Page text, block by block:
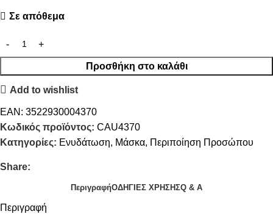
Σε απόθεμα
Προσθήκη στο καλάθι
Add to wishlist
EAN: 3522930004370
Κωδικός προϊόντος: CAU4370
Κατηγορίες: Ενυδάτωση, Μάσκα, Περιποίηση Προσώπου
Share:
ΠεριγραφήΟΔΗΓΙΕΣ ΧΡΗΣΗΣQ & A
Περιγραφή